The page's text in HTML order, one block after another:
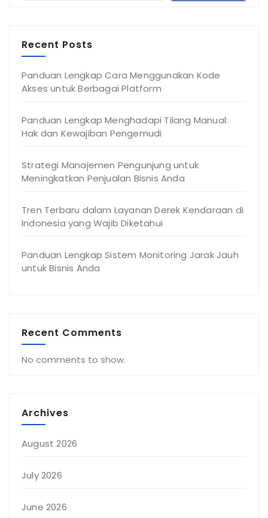
Recent Posts
Panduan Lengkap Cara Menggunakan Kode
Akses untuk Berbagai Platform
Panduan Lengkap Menghadapi Tilang Manual:
Hak dan Kewajiban Pengemudi
Strategi Manajemen Pengunjung untuk
Meningkatkan Penjualan Bisnis Anda
Tren Terbaru dalam Layanan Derek Kendaraan di
Indonesia yang Wajib Diketahui
Panduan Lengkap Sistem Monitoring Jarak Jauh
untuk Bisnis Anda
Recent Comments
No comments to show.
Archives
August 2026
July 2026
June 2026